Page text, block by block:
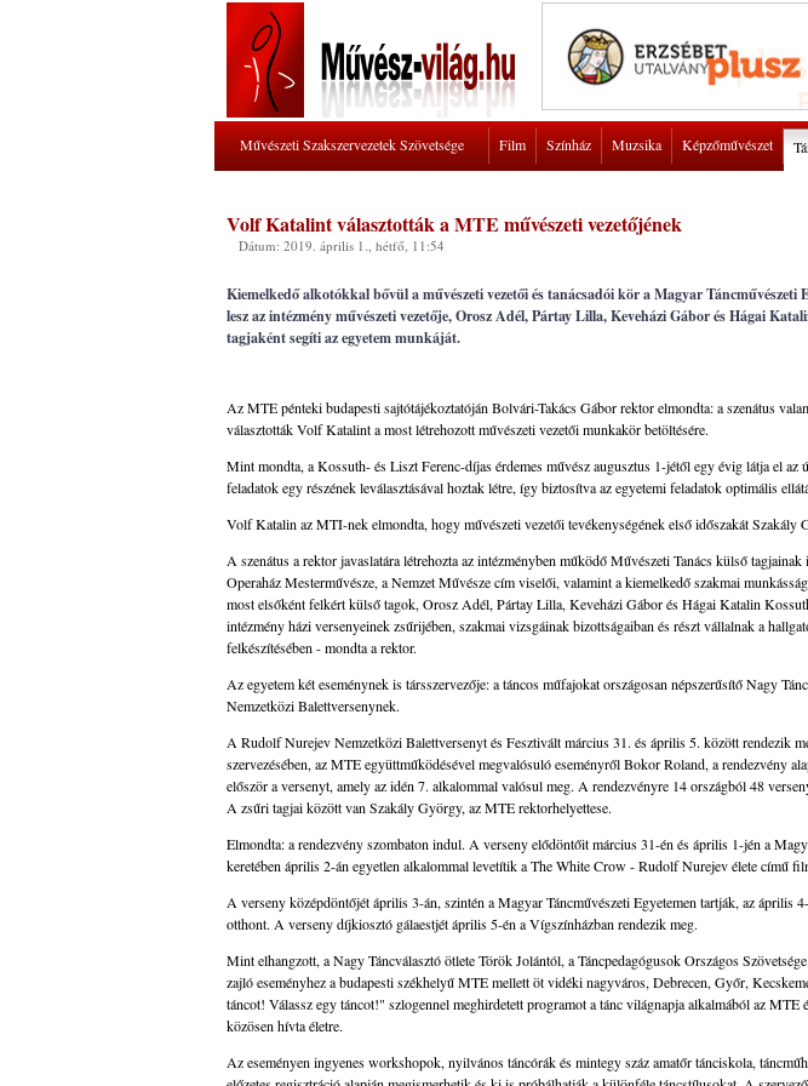
Művészeti Szakszervezetek Szövetsége Film Színház Muzsika Képzőművészet
Volf Katalint választották a MTE művészeti vezetőjének
Dátum: 2019. április 1., hétfő, 11:54
Kiemelkedő alkotókkal bővül a művészeti vezetői és tanácsadói kör a Magyar
lesz az intézmény művészeti vezetője, Orosz Adél, Pártay Lilla, Keveházi Gábor és Hágai
tagjaként segíti az egyetem munkáját.
Az MTE pénteki budapesti sajtótájékoztatóján Bolvári-Takács Gábor rektor elmondta: a szenátus
választották Volf Katalint a most létrehozott művészeti vezetői munkakör betöltésére.
Mint mondta, a Kossuth- és Liszt Ferenc-díjas érdemes művész augusztus 1-jétől egy évig látja el
feladatok egy részének leválasztásával hoztak létre, így biztosítva az egyetemi feladatok optimális
Volf Katalin az MTI-nek elmondta, hogy művészeti vezetői tevékenységének első időszakát Szakály
A szenátus a rektor javaslatára létrehozta az intézményben működő Művészeti Tanács külső
Operaház Mesterművésze, a Nemzet Művésze cím viselői, valamint a kiemelkedő szakmai
most elsőként felkért külső tagok, Orosz Adél, Pártay Lilla, Keveházi Gábor és Hágai Katalin
intézmény házi versenyeinek zsűrijében, szakmai vizsgáinak bizottságaiban és részt vállalnak a
felkészítésében - mondta a rektor.
Az egyetem két eseménynek is társszervezője: a táncos műfajokat országosan népszerűsítő Nagy
Nemzetközi Balettversenynek.
A Rudolf Nurejev Nemzetközi Balettversenyt és Fesztivált március 31. és április 5. között rendezik
szervezésében, az MTE együttműködésével megvalósuló eseményről Bokor Roland, a rendezvény
először a versenyt, amely az idén 7. alkalommal valósul meg. A rendezvényre 14 országból 48
A zsűri tagjai között van Szakály György, az MTE rektorhelyettese.
Elmondta: a rendezvény szombaton indul. A verseny elődöntőit március 31-én és április 1-jén a
keretében április 2-án egyetlen alkalommal levetítik a The White Crow - Rudolf Nurejev élete című
A verseny középdöntőjét április 3-án, szintén a Magyar Táncművészeti Egyetemen tartják, az április
otthont. A verseny díjkiosztó gálaestjét április 5-én a Vígszínházban rendezik meg.
Mint elhangzott, a Nagy Táncválasztó ötlete Török Jolántól, a Táncpedagógusok Országos
zajló eseményhez a budapesti székhelyű MTE mellett öt vidéki nagyváros, Debrecen, Győr,
táncot! Válassz egy táncot!" szlogennel meghirdetett programot a tánc világnapja alkalmából az MTE
közösen hívta életre.
Az eseményen ingyenes workshopok, nyilvános táncórák és mintegy száz amatőr tánciskola,